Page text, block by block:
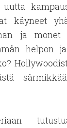
uutta
käyneet
ja monet
helpon